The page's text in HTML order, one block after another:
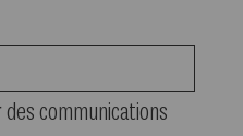
communications